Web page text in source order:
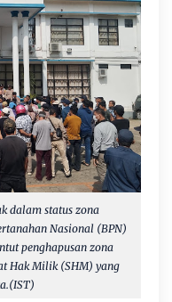
dalam status zona
Nasional (BPN)
penghapusan zona
Hak Milik (SHM) yang